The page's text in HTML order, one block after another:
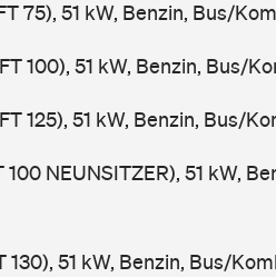
75), 51 kW, Benzin, Bus/
100), 51 kW, Benzin, Bus/
125), 51 kW, Benzin, Bus/
100 NEUNSITZER), 51 kW,
130), 51 kW, Benzin, Bus/